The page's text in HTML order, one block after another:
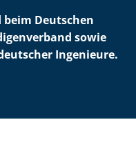
Deutschen
sowie
Ingenieure.